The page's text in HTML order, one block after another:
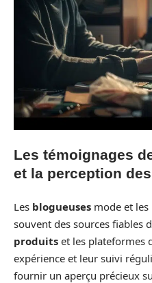
Les témoignages
et la perception
Les blogueuses mode et les
souvent des sources fiables
produits et les plateformes
expérience et leur suivi
fournir un aperçu précieux